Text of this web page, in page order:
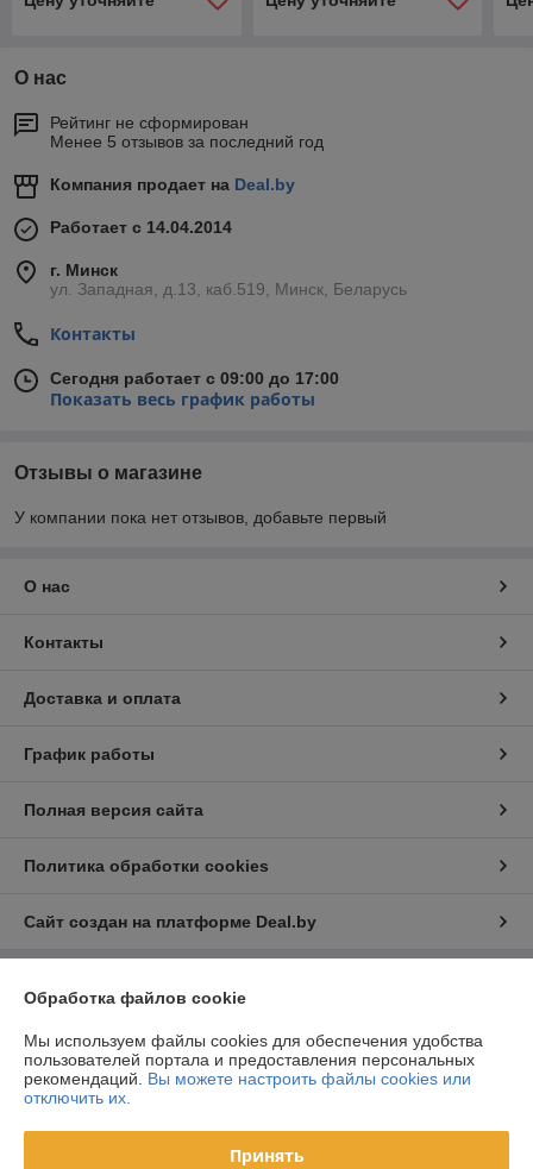
О нас
Рейтинг не сформирован
Менее 5 отзывов за последний год
Компания продает на Deal.by
Работает с 14.04.2014
г. Минск
ул. Западная, д.13, каб.519, Минск, Беларусь
Контакты
Сегодня работает с 09:00 до 17:00
Показать весь график работы
Отзывы о магазине
У компании пока нет отзывов, добавьте первый
О нас
Контакты
Доставка и оплата
График работы
Полная версия сайта
Политика обработки cookies
Сайт создан на платформе Deal.by
Информация для покупателя
Юридическое лицо:ООО «ФилФар Технолоджи»
220036, г. Минск, ул. Западная, д.13, к.519
Регистрационный номер ЕГР: 192123248
УНП: 192123248
Обработка файлов cookie
Мы используем файлы cookies для обеспечения удобства
пользователей портала и предоставления персональных
рекомендаций. Вы можете настроить файлы cookies или
отключить их.
Принять